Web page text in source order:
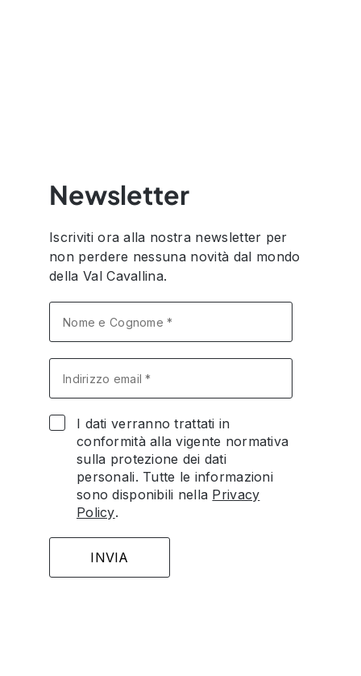
Newsletter
Iscriviti ora alla nostra newsletter per
non perdere nessuna novità dal mondo
della Val Cavallina.
I dati verranno trattati in
conformità alla vigente normativa
sulla protezione dei dati
personali. Tutte le informazioni
sono disponibili nella Privacy
Policy.